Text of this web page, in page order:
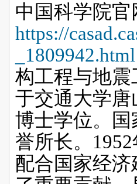
中国科学院
https://
_1809942.html
构工程与地
于交通大学唐
博士学位。
誉所长。 1952
配合国家经